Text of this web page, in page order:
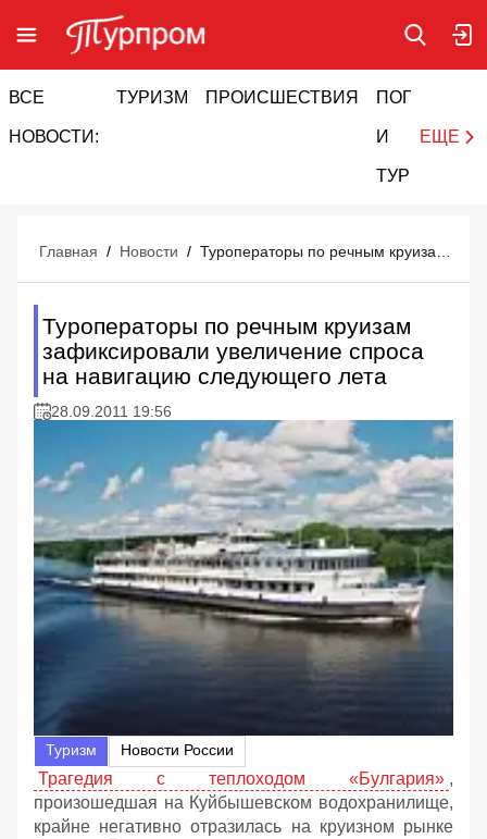
ВСЕ
НОВОСТИ:
ТУРИЗМ ПРОИСШЕСТВИЯ ПОГОДА
И
ТУРИЗМ
ЕЩЕ
Главная / Новости /
Туроператоры по речным круизам
зафиксировали увеличение спроса
на навигацию следующего лета
28.09.2011 19:56
Туризм Новости России
Трагедия с теплоходом «Булгария» ,
произошедшая на Куйбышевском водохранилище,
крайне негативно отразилась на круизном рынке